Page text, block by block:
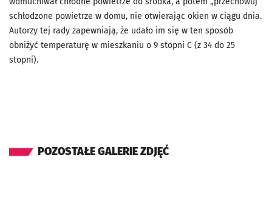
schłodzone powietrze w domu, nie otwierając okien w ciągu dnia.
Autorzy tej rady zapewniają, że udało im się w ten sposób
obniżyć temperaturę w mieszkaniu o 9 stopni C (z 34 do 25
stopni).
POZOSTAŁE GALERIE ZDJĘĆ